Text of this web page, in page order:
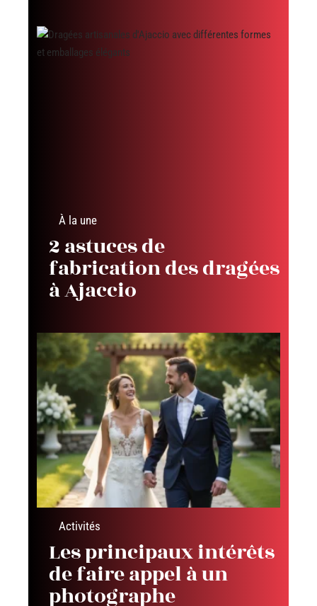
À la une
2 astuces de
fabrication des dragées
à Ajaccio
Activités
Les principaux intérêts
de faire appel à un
photographe